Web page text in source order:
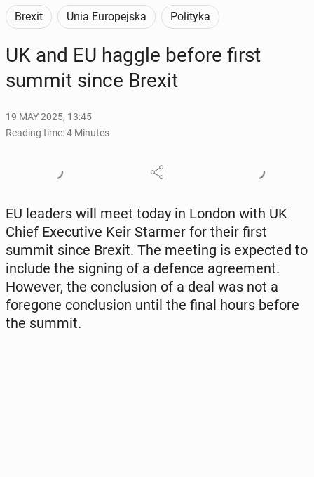
Brexit Unia Europejska Polityka
UK and EU haggle before first
summit since Brexit
19 MAY 2025, 13:45
Reading time: 4 Minutes
EU leaders will meet today in London with UK
Chief Ex­ec­u­tive Keir Starmer for their first
summit since Brexit. The meeting is ex­pect­ed to
include the signing of a defence agree­ment.
However, the con­clu­sion of a deal was not a
fore­gone con­clu­sion until the final hours before
the summit.